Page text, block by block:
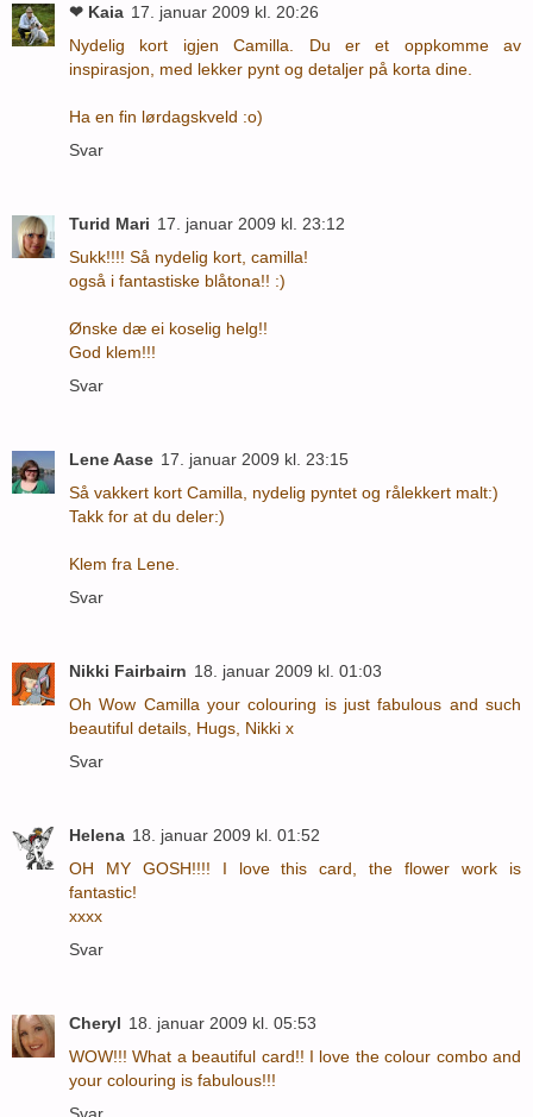
❤ Kaia 17. januar 2009 kl. 20:26
Nydelig kort igjen Camilla. Du er et oppkomme av
inspirasjon, med lekker pynt og detaljer på korta dine.
Ha en fin lørdagskveld :o)
Svar
Turid Mari 17. januar 2009 kl. 23:12
Sukk!!!! Så nydelig kort, camilla!
også i fantastiske blåtona!! :)
Ønske dæ ei koselig helg!!
God klem!!!
Svar
Lene Aase 17. januar 2009 kl. 23:15
Så vakkert kort Camilla, nydelig pyntet og rålekkert malt:)
Takk for at du deler:)
Klem fra Lene.
Svar
Nikki Fairbairn 18. januar 2009 kl. 01:03
Oh Wow Camilla your colouring is just fabulous and such
beautiful details, Hugs, Nikki x
Svar
Helena 18. januar 2009 kl. 01:52
OH MY GOSH!!!! I love this card, the flower work is
fantastic!
xxxx
Svar
Cheryl 18. januar 2009 kl. 05:53
WOW!!! What a beautiful card!! I love the colour combo and
your colouring is fabulous!!!
Svar